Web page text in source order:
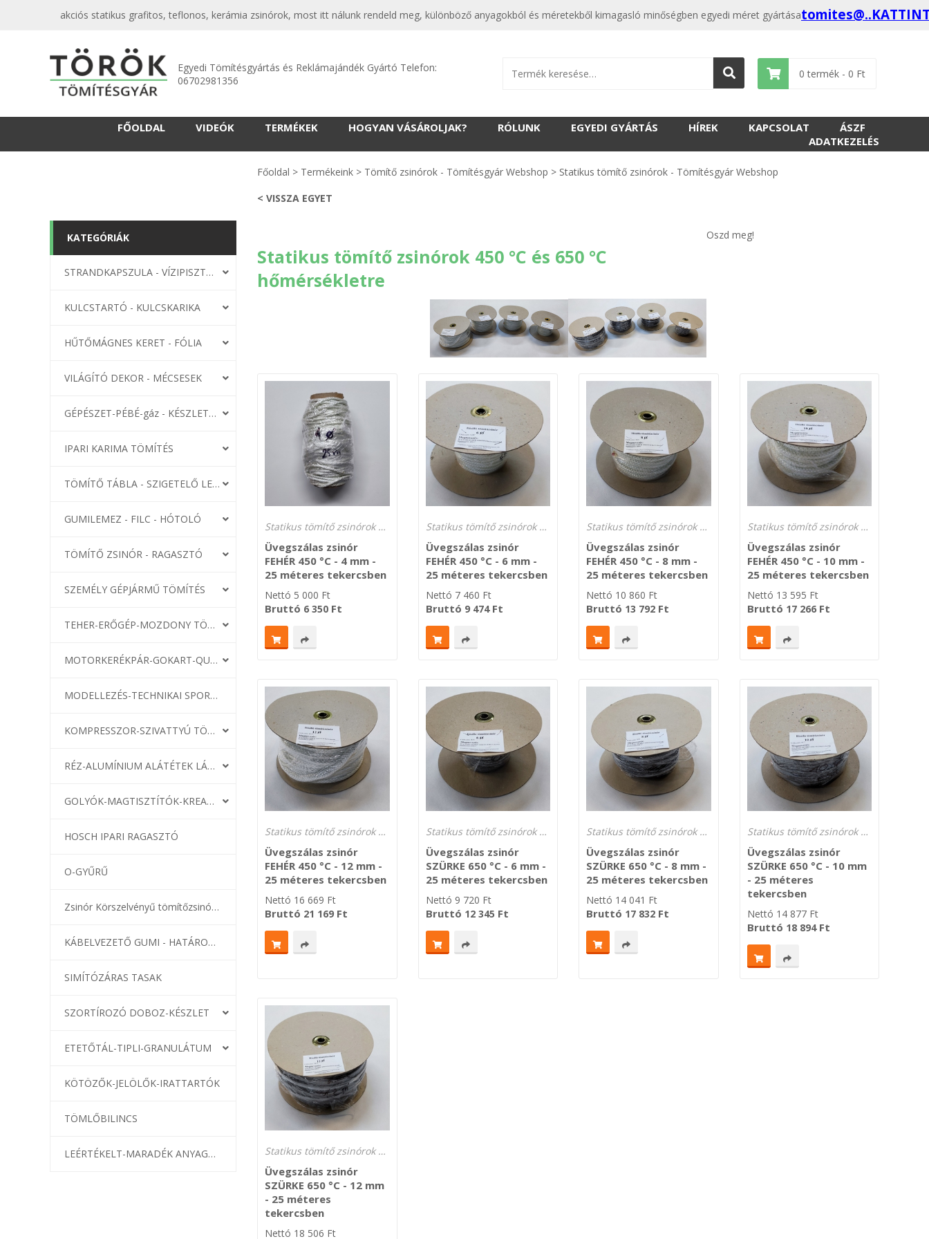
akciós statikus grafitos, teflonos, kerámia zsinórok, most itt nálunk rendeld meg, különböző anyagokból és méretekből kimagasló minőségben egyedi méret gyártása
Egyedi Tömítésgyártás és Reklámajándék Gyártó Telefon:
06702981356
0 termék - 0 Ft
FŐOLDAL VIDEÓK TERMÉKEK HOGYAN VÁSÁROLJAK? RÓLUNK EGYEDI GYÁRTÁS HÍREK KAPCSOLAT
ÁSZF
ADATKEZELÉS
KATEGÓRIÁK
STRANDKAPSZULA - VÍZIPISZTOLY-FRIZBI
KULCSTARTÓ - KULCSKARIKA
HŰTŐMÁGNES KERET - FÓLIA
VILÁGÍTÓ DEKOR - MÉCSESEK
GÉPÉSZET-PÉBÉ-gáz - KÉSZLETEK
IPARI KARIMA TÖMÍTÉS
TÖMÍTŐ TÁBLA - SZIGETELŐ LEMEZ
GUMILEMEZ - FILC - HÓTOLÓ
TÖMÍTŐ ZSINÓR - RAGASZTÓ
SZEMÉLY GÉPJÁRMŰ TÖMÍTÉS
TEHER-ERŐGÉP-MOZDONY TÖMÍTÉS
MOTORKERÉKPÁR-GOKART-QUAD-CSÓNAKMOTOR TÖMÍTÉS
MODELLEZÉS-TECHNIKAI SPORT-MODELLSPORT
KOMPRESSZOR-SZIVATTYÚ TÖMÍTÉS
RÉZ-ALUMÍNIUM ALÁTÉTEK LÁGYÍTVA
GOLYÓK-MAGTISZTÍTÓK-KREATÍV
HOSCH IPARI RAGASZTÓ
O-GYŰRŰ
Zsinór Körszelvényű tömítőzsinórok
KÁBELVEZETŐ GUMI - HATÁROLÓK
SIMÍTÓZÁRAS TASAK
SZORTÍROZÓ DOBOZ-KÉSZLET
ETETŐTÁL-TIPLI-GRANULÁTUM
KÖTÖZŐK-JELÖLŐK-IRATTARTÓK
TÖMLŐBILINCS
LEÉRTÉKELT-MARADÉK ANYAGOK
Főoldal > Termékeink > Tömítő zsinórok - Tömítésgyár Webshop > Statikus tömítő zsinórok - Tömítésgyár Webshop
< VISSZA EGYET
Oszd meg!
Statikus tömítő zsinórok 450 °C és 650 °C
hőmérsékletre
Statikus tömítő zsinórok 450 °C és 650 °C hőmérsékletre
Üvegszálas zsinór
FEHÉR 450 °C - 4 mm -
25 méteres tekercsben
Nettó 5 000 Ft
Bruttó 6 350 Ft
Statikus tömítő zsinórok 450 °C és 650 °C hőmérsékletre
Üvegszálas zsinór
FEHÉR 450 °C - 6 mm -
25 méteres tekercsben
Nettó 7 460 Ft
Bruttó 9 474Ft
Statikus tömítő zsinórok 450 °C és 650 °C hőmérsékletre
Üvegszálas zsinór
FEHÉR 450 °C - 8 mm -
25 méteres tekercsben
Nettó 10 860 Ft
Bruttó 13 792 Ft
Statikus tömítő zsinórok 450 °C és 650 °C hőmérsékletre
Üvegszálas zsinór
FEHÉR 450 °C - 10 mm -
25 méteres tekercsben
Nettó 13 595 Ft
Bruttó 17 266Ft
Statikus tömítő zsinórok 450 °C és 650 °C hőmérsékletre
Üvegszálas zsinór
FEHÉR 450 °C - 12 mm -
25 méteres tekercsben
Nettó 16 669 Ft
Bruttó 21 169 Ft
Statikus tömítő zsinórok 450 °C és 650 °C hőmérsékletre
Üvegszálas zsinór
SZÜRKE 650 °C - 6 mm -
25 méteres tekercsben
Nettó 9 720 Ft
Bruttó 12 345 Ft
Statikus tömítő zsinórok 450 °C és 650 °C hőmérsékletre
Üvegszálas zsinór
SZÜRKE 650 °C - 8 mm -
25 méteres tekercsben
Nettó 14 041 Ft
Bruttó 17 832 Ft
Statikus tömítő zsinórok 450 °C és 650 °C hőmérsékletre
Üvegszálas zsinór
SZÜRKE 650 °C - 10 mm
- 25 méteres
tekercsben
Nettó 14 877Ft
Bruttó 18 894Ft
Statikus tömítő zsinórok 450 °C és 650 °C hőmérsékletre
Üvegszálas zsinór
SZÜRKE 650 °C - 12 mm
- 25 méteres
tekercsben
Nettó 18 506 Ft